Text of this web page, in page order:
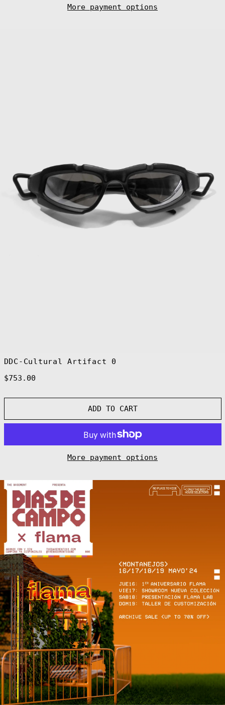
More payment options
DDC-Cultural Artifact 0
Regular
$753.00
ADD TO CART
More payment options
Bosnia &
Herzegovina
(BAM КМ)
Botswana (BWP
P)
Bouvet Island
(EUR €)
Cambodia (KHR
Canada (CAD $)
Cape Verde (CVE
Cayman Islands
(KYD $)
CFA)
Chad (XAF CFA)
Chile (EUR €)
China (CNY ¥)
Christmas
Island (AUD $)
Cocos (Keeling)
Colombia (EUR
€)
Comoros (KMF
Fr)
Congo -
Brazzaville
(XAF CFA)
Congo -
Kinshasa (CDF
Fr)
Cook Islands
(NZD $)
Costa Rica (CRC
₡)
Côte d’Ivoire
(XOF Fr)